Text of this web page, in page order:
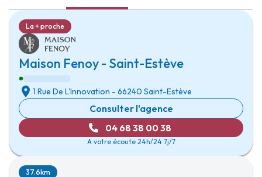
Maison Fenoy - Saint-Estève
La + proche
1 Rue De L'Innovation - 66240 Saint-Estève
Consulter l'agence
04 68 38 00 38
A votre écoute 24h/24 7j/7
37.6km